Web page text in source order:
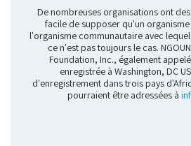
De nombreuses organisations ont
facile de supposer qu'un
l'organisme communautaire avec
ce n'est pas toujours le cas.
Foundation, Inc., également
enregistrée à Washington, DC
d'enregistrement dans trois pays
pourraient être adressées à